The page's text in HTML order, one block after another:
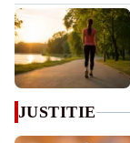
JUSTITIE